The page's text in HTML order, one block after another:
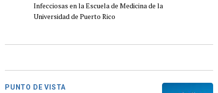
Infecciosas en la Escuela de Medicina de la
Universidad de Puerto Rico
PUNTO DE VISTA